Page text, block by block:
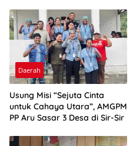
Daerah
Usung Misi “Sejuta Cinta
untuk Cahaya Utara”, AMGPM
PP Aru Sasar 3 Desa di Sir-Sir